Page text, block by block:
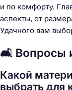
и по комфорту.
аспекты, от
Удачного вам
🛋️ Вопросы
Какой
выбрать для